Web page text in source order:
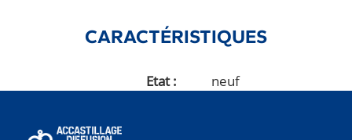
CARACTÉRISTIQUES
Etat neuf